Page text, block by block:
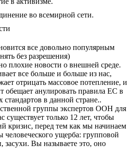
во всемирной сети.
все довольно популярным
без разрешения)
плохие новости о внешней среде.
все больше и больше из нас,
отрицать массовое потепление, и
обещает анулировать правила ЕС в
в данной стране..
группы экспертов ООН для
существует только 12 лет, чтобы
кризис, перед тем как мы начинаем
человеческого ущерба: групповой
засухи. Вы называете это, оно